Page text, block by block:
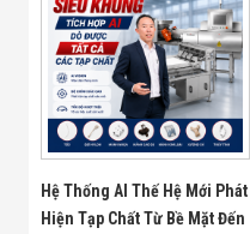
Hệ Thống AI Thế Hệ Mới Phát
Hiện Tạp Chất Từ Bề Mặt Đến